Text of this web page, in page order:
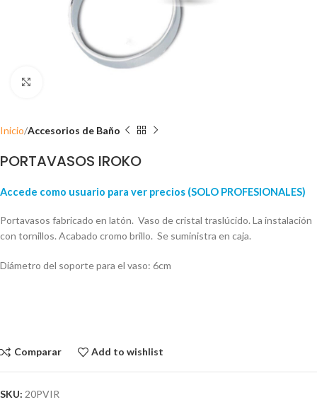
Inicio Accesorios de Baño
PORTAVASOS IROKO
Accede como usuario para ver precios (SOLO PROFESIONALES)
Portavasos fabricado en latón. Vaso de cristal traslúcido. La instalación
con tornillos. Acabado cromo brillo. Se suministra en caja.
Diámetro del soporte para el vaso: 6cm
Comparar Add to wishlist
SKU: 20PVIR